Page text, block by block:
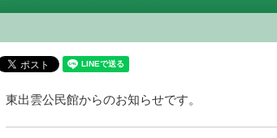
東出雲公民館からのお知らせです。